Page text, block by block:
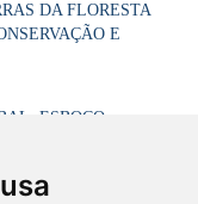
DA FLORESTA
E
ESBOÇO